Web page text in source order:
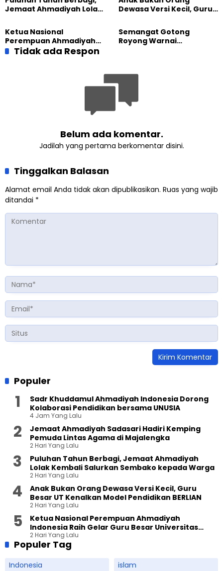
UNUSIA
Jemaat Ahmadiyah Lolak
Sembako kepada Warga
Dewasa Versi Kecil, Guru
Pendidikan BERLIAN
Ketua Nasional
Perempuan Ahmadiyah
Indonesia Raih Gelar Guru
Semangat Gotong
Royong Warnai
Tidak ada Respon
Belum ada komentar.
Jadilah yang pertama berkomentar disini.
Tinggalkan Balasan
Alamat email Anda tidak akan dipublikasikan. Ruas yang wajib
ditandai *
Populer
Sadr Khuddamul Ahmadiyah Indonesia Dorong
Kolaborasi Pendidikan bersama UNUSIA
4 Jam Yang Lalu
Jemaat Ahmadiyah Sadasari Hadiri Kemping
Pemuda Lintas Agama di Majalengka
2 Hari Yang Lalu
Puluhan Tahun Berbagi, Jemaat Ahmadiyah
Lolak Kembali Salurkan Sembako kepada Warga
2 Hari Yang Lalu
Anak Bukan Orang Dewasa Versi Kecil, Guru
Besar UT Kenalkan Model Pendidikan BERLIAN
2 Hari Yang Lalu
Ketua Nasional Perempuan Ahmadiyah
Indonesia Raih Gelar Guru Besar Universitas
Terbuka
2 Hari Yang Lalu
Populer Tag
Indonesia
islam